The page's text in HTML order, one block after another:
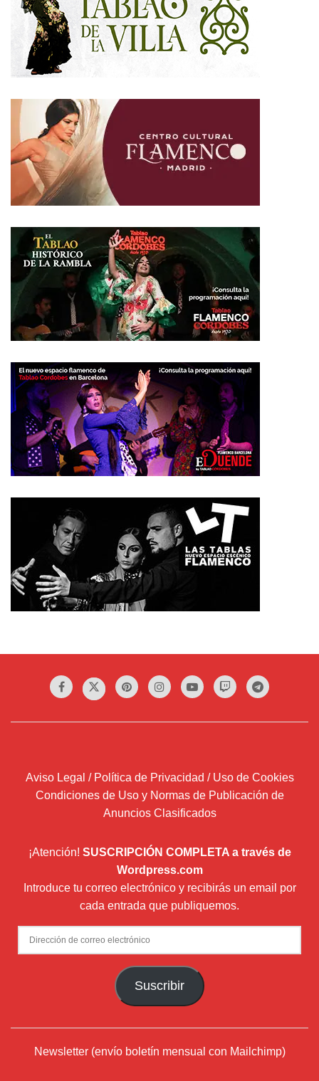
Aviso Legal / Política de Privacidad / Uso de Cookies
Condiciones de Uso y Normas de Publicación de
Anuncios Clasificados
¡Atención! SUSCRIPCIÓN COMPLETA a través de
Wordpress.com
Introduce tu correo electrónico y recibirás un email por
cada entrada que publiquemos.
Dirección
de
Suscribir
Newsletter (envío boletín mensual con Mailchimp)